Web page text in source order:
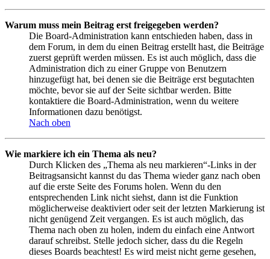
Warum muss mein Beitrag erst freigegeben werden?
Die Board-Administration kann entschieden haben, dass in
dem Forum, in dem du einen Beitrag erstellt hast, die Beiträge
zuerst geprüft werden müssen. Es ist auch möglich, dass die
Administration dich zu einer Gruppe von Benutzern
hinzugefügt hat, bei denen sie die Beiträge erst begutachten
möchte, bevor sie auf der Seite sichtbar werden. Bitte
kontaktiere die Board-Administration, wenn du weitere
Informationen dazu benötigst.
Nach oben
Wie markiere ich ein Thema als neu?
Durch Klicken des „Thema als neu markieren“-Links in der
Beitragsansicht kannst du das Thema wieder ganz nach oben
auf die erste Seite des Forums holen. Wenn du den
entsprechenden Link nicht siehst, dann ist die Funktion
möglicherweise deaktiviert oder seit der letzten Markierung ist
nicht genügend Zeit vergangen. Es ist auch möglich, das
Thema nach oben zu holen, indem du einfach eine Antwort
darauf schreibst. Stelle jedoch sicher, dass du die Regeln
dieses Boards beachtest! Es wird meist nicht gerne gesehen,